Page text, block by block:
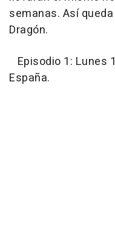
semanas. Así
Dragón.
Episodio 1: Lunes
España.